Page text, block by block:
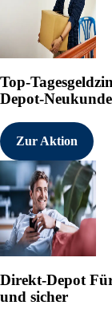
Top-
Depot-
Zur Aktion
Direkt-Depot
und sicher